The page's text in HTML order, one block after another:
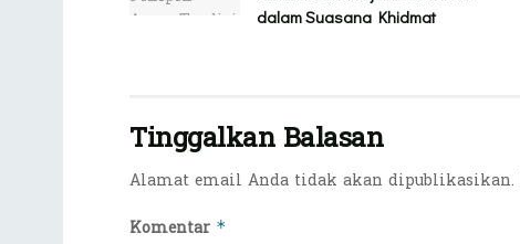
dalam Suasana Khidmat
Tinggalkan Balasan
Alamat email Anda tidak akan dipublikasikan.
Komentar *